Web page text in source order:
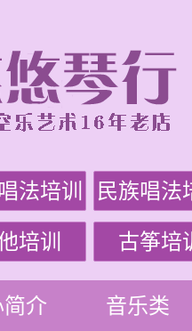
法培训 民族唱法
培训 古筝培
介 音乐类